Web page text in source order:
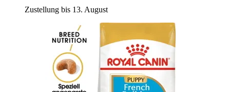
Zustellung bis 13. August